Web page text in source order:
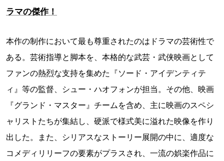
ラマの傑作！
本作の制作において最も尊重されたのはドラマの芸術性で
ある。芸術指導と脚本を、本格的な武芸・武侠映画として
ファンの熱烈な支持を集めた『ソード・アイデンティテ
ィ』等の監督、シュー・ハオフォンが担当。その他、映画
『グランド・マスター』チームを含め、主に映画のスペシ
ャリストたちが集結し、硬派で様式美に溢れた映像を作り
出した。また、シリアスなストーリー展開の中に、適度な
コメディリリーフの要素がプラスされ、一流の娯楽作品に